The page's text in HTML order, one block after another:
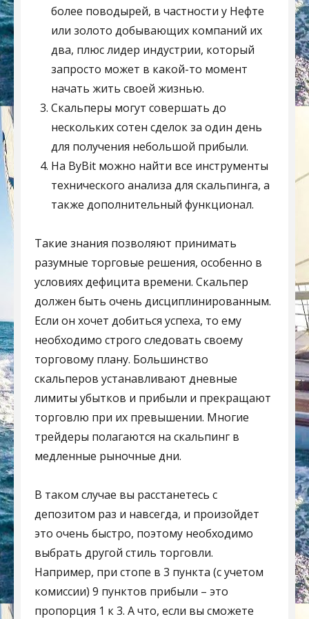
более поводырей, в частности у Нефте
или золото добывающих компаний их
два, плюс лидер индустрии, который
запросто может в какой-то момент
начать жить своей жизнью.
Скальперы могут совершать до
нескольких сотен сделок за один день
для получения небольшой прибыли.
На ByBit можно найти все инструменты
технического анализа для скальпинга, а
также дополнительный функционал.
Такие знания позволяют принимать
разумные торговые решения, особенно в
условиях дефицита времени. Скальпер
должен быть очень дисциплинированным.
Если он хочет добиться успеха, то ему
необходимо строго следовать своему
торговому плану. Большинство
скальперов устанавливают дневные
лимиты убытков и прибыли и прекращают
торговлю при их превышении. Многие
трейдеры полагаются на скальпинг в
медленные рыночные дни.
В таком случае вы расстанетесь с
депозитом раз и навсегда, и произойдет
это очень быстро, поэтому необходимо
выбрать другой стиль торговли.
Например, при стопе в 3 пункта (с учетом
комиссии) 9 пунктов прибыли – это
пропорция 1 к 3. А что, если вы сможете